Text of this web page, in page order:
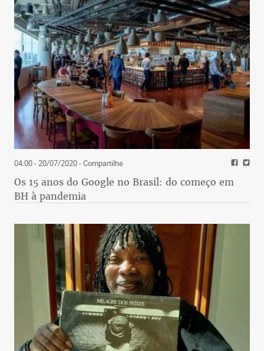
04:00 - 20/07/2020- Compartilhe
Os 15 anos do Google no Brasil: do começo em
BH à pandemia